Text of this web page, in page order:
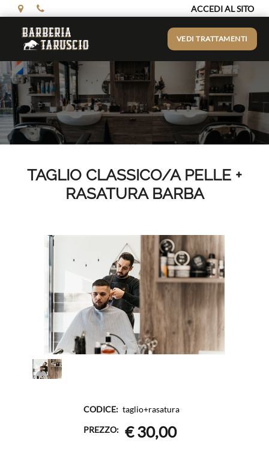
ACCEDI AL SITO
VEDI TRATTAMENTI
TAGLIO CLASSICO/A PELLE +
RASATURA BARBA
CODICE: taglio+rasatura
PREZZO:
€ 30,00